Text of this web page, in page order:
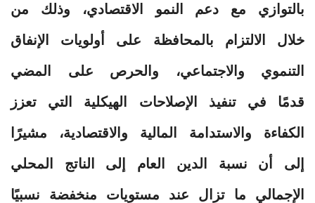
بالتوازي مع دعم النمو الاقتصادي، وذلك من
خلال الالتزام بالمحافظة على أولويات الإنفاق
التنموي والاجتماعي، والحرص على المضي
قدمًا في تنفيذ الإصلاحات الهيكلية التي تعزز
الكفاءة والاستدامة المالية والاقتصادية، مشيرًا
إلى أن نسبة الدين العام إلى الناتج المحلي
الإجمالي ما تزال عند مستويات منخفضة نسبيًا